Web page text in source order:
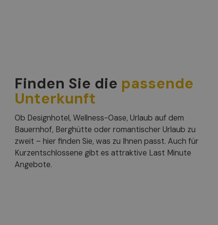
Finden Sie die passende
Unterkunft
Ob Designhotel, Wellness-Oase, Urlaub auf dem
Bauernhof, Berghütte oder romantischer Urlaub zu
zweit – hier finden Sie, was zu Ihnen passt. Auch für
Kurzentschlossene gibt es attraktive Last Minute
Angebote.